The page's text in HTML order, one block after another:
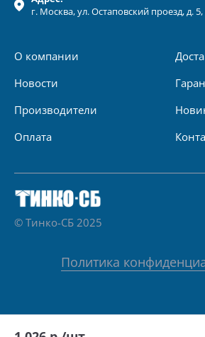
г. Москва, ул.Остаповский проезд, д. 5,
О компании
Новости
Производители
Оплата
© Тинко-СБ 2025
Политика